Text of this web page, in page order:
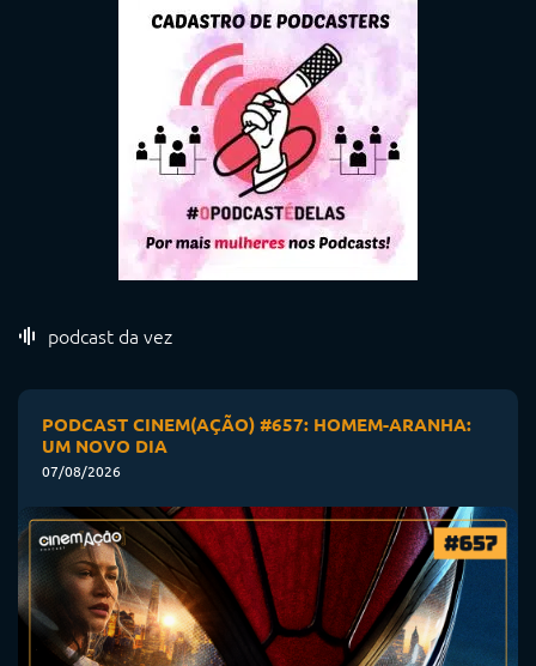
podcast da vez
PODCAST CINEM(AÇÃO) #657: HOMEM-ARANHA:
UM NOVO DIA
07/08/2026